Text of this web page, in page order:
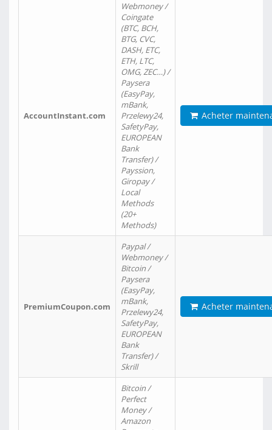
AccountInstant.com
Webmoney /
Coingate
(BTC, BCH,
BTG, CVC,
DASH, ETC,
ETH, LTC,
OMG, ZEC…) /
Paysera
(EasyPay,
mBank,
Przelewy24,
SafetyPay,
EUROPEAN
Bank
Transfer) /
Payssion,
Giropay /
Local
Methods
(20+
Methods)
Acheter
PremiumCoupon.com
Paypal /
Webmoney /
Bitcoin /
Paysera
(EasyPay,
mBank,
Przelewy24,
SafetyPay,
EUROPEAN
Bank
Transfer) /
Skrill
Acheter
Bitcoin /
Perfect
Money /
Amazon